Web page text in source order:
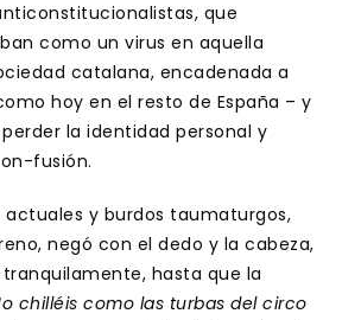
que
como un virus en aquella
catalana, encadenada a
hoy en el resto de España – y
la identidad personal y
fusión.
actuales y burdos taumaturgos,
negó con el dedo y la cabeza,
hasta que la
chilléis como las turbas del circo